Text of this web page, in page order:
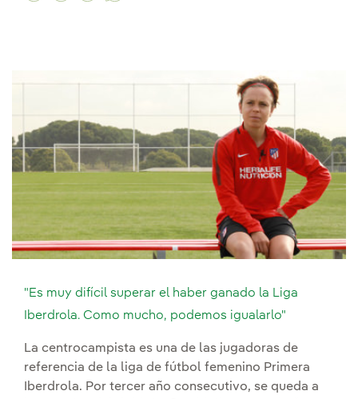
"Es muy difícil superar el haber ganado la Liga
Iberdrola. Como mucho, podemos igualarlo"
La centrocampista es una de las jugadoras de
referencia de la liga de fútbol femenino Primera
Iberdrola. Por tercer año consecutivo, se queda a